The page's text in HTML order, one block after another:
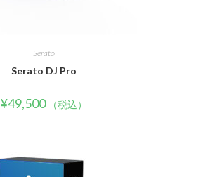
Serato
Serato DJ Pro
¥49,500 （税込）